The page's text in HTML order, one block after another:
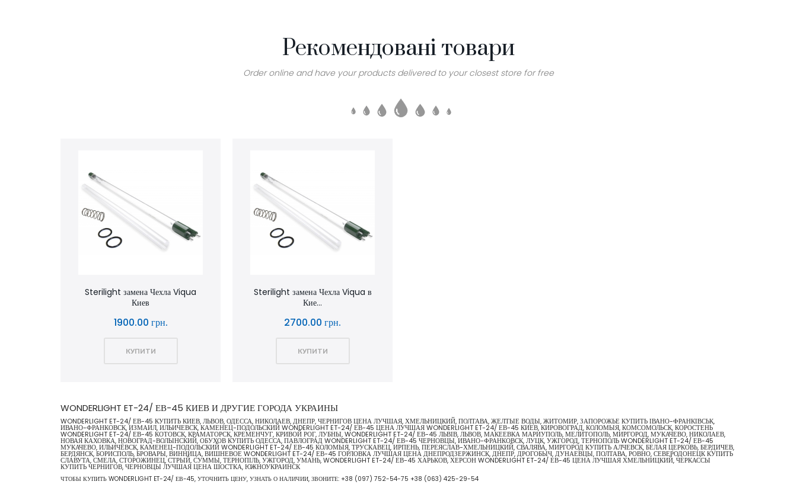
Рекомендовані товари
Order online and have your products delivered to your closest store for free
Sterilight замена Чехла Viqua
Киев
1900.00 грн.
КУПИТИ
Sterilight замена Чехла Viqua в
Кие...
2700.00 грн.
КУПИТИ
WONDERLIGHT ET-24/ ЕВ-45 КИЕВ И ДРУГИЕ ГОРОДА УКРАИНЫ
WONDERLIGHT ET-24/ ЕВ-45 КУПИТЬ КИЕВ, ЛЬВОВ, ОДЕССА, НИКОЛАЕВ, ДНЕПР, ЧЕРНИГОВ ЦЕНА ЛУЧШАЯ, ХМЕЛЬНИЦКИЙ, ПОЛТАВА, ЖЕЛТЫЕ ВОДЫ, ЖИТОМИР, ЗАПОРОЖЬЕ КУПИТЬ ІВАНО-ФРАНКІВСЬК,
ИВАНО-ФРАНКОВСК, ИЗМАИЛ, ИЛЬИЧЕВСК, КАМЕНЕЦ-ПОДОЛЬСКИЙ WONDERLIGHT ET-24/ ЕВ-45 ЦЕНА ЛУЧШАЯ WONDERLIGHT ET-24/ ЕВ-45 КИЕВ, КИРОВОГРАД, КОЛОМЫЯ, КОМСОМОЛЬСК, КОРОСТЕНЬ
WONDERLIGHT ET-24/ ЕВ-45 КОТОВСК, КРАМАТОРСК, КРЕМЕНЧУГ, КРИВОЙ РОГ, ЛУБНЫ, WONDERLIGHT ET-24/ ЕВ-45 ЛЬВІВ, ЛЬВОВ, МАКЕЕВКА МАРИУПОЛЬ, МЕЛИТОПОЛЬ, МИРГОРОД, МУКАЧЕВО, НИКОЛАЕВ,
НОВАЯ КАХОВКА, НОВОГРАД-ВОЛЫНСКИЙ, ОБУХОВ КУПИТЬ ОДЕССА, ПАВЛОГРАД WONDERLIGHT ET-24/ ЕВ-45 ЧЕРНОВЦЫ, ИВАНО-ФРАНКОВСК, ЛУЦК, УЖГОРОД, ТЕРНОПОЛЬ WONDERLIGHT ET-24/ ЕВ-45
МУКАЧЕВО, ИЛЬИЧЁВСК, КАМЕНЕЦ-ПОДОЛЬСКИЙ WONDERLIGHT ET-24/ ЕВ-45 КОЛОМЫЯ, ТРУСКАВЕЦ, ИРПЕНЬ, ПЕРЕЯСЛАВ-ХМЕЛЬНИЦКИЙ, СВАЛЯВА, МИРГОРОД КУПИТЬ АЛЧЕВСК, БЕЛАЯ ЦЕРКОВЬ, БЕРДИЧЕВ,
БЕРДЯНСК, БОРИСПОЛЬ, БРОВАРЫ, ВИННИЦА, ВИШНЕВОЕ WONDERLIGHT ET-24/ ЕВ-45 ГОРЛОВКА ЛУЧШАЯ ЦЕНА ДНЕПРОДЗЕРЖИНСК, ДНЕПР, ДРОГОБЫЧ, ДУНАЕВЦЫ, ПОЛТАВА, РОВНО, СЕВЕРОДОНЕЦК КУПИТЬ
СЛАВУТА, СМЕЛА, СТОРОЖИНЕЦ, СТРЫЙ, СУММЫ, ТЕРНОПІЛЬ, УЖГОРОД, УМАНЬ, WONDERLIGHT ET-24/ ЕВ-45 ХАРЬКОВ, ХЕРСОН WONDERLIGHT ET-24/ ЕВ-45 ЦЕНА ЛУЧШАЯ ХМЕЛЬНИЦКИЙ, ЧЕРКАССЫ
КУПИТЬ ЧЕРНИГОВ, ЧЕРНОВЦЫ ЛУЧШАЯ ЦЕНА ШОСТКА, ЮЖНОУКРАИНСК
ЧТОБЫ КУПИТЬ WONDERLIGHT ET-24/ ЕВ-45, УТОЧНИТЬ ЦЕНУ, УЗНАТЬ О НАЛИЧИИ, ЗВОНИТЕ: +38 (097) 752-54-75 +38 (063) 425-29-54